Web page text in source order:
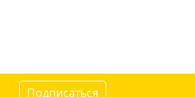
Подписаться